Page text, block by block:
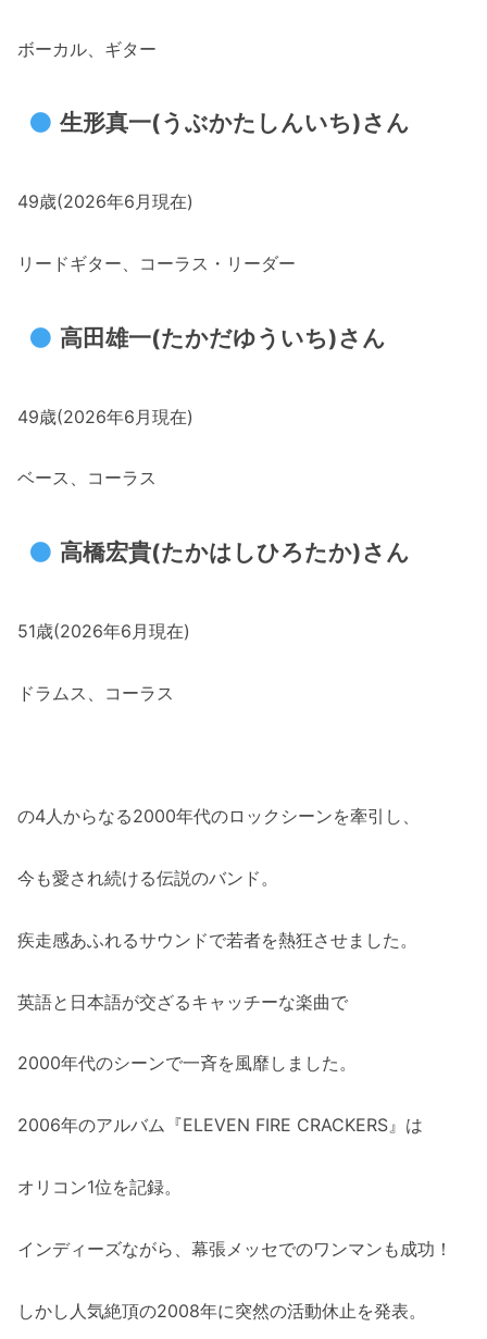
ボーカル、ギター
生形真一(うぶかたしんいち)さん
49歳(2026年6月現在)
リードギター、コーラス・リーダー
高田雄一(たかだゆういち)さん
49歳(2026年6月現在)
ベース、コーラス
高橋宏貴(たかはしひろたか)さん
51歳(2026年6月現在)
ドラムス、コーラス
の4人からなる2000年代のロックシーンを牽引し、
今も愛され続ける伝説のバンド。
疾走感あふれるサウンドで若者を熱狂させました。
英語と日本語が交ざるキャッチーな楽曲で
2000年代のシーンで一斉を風靡しました。
2006年のアルバム『ELEVEN FIRE CRACKERS』は
オリコン1位を記録。
インディーズながら、幕張メッセでのワンマンも成功！
しかし人気絶頂の2008年に突然の活動休止を発表。